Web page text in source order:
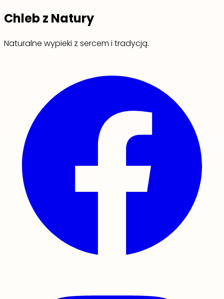
Chleb z Natury
Naturalne wypieki z sercem i tradycją.